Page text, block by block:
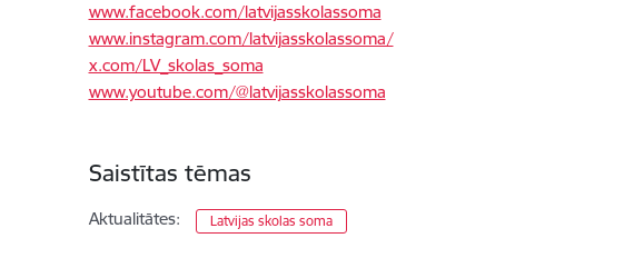
www.facebook.com/latvijasskolassoma
www.instagram.com/latvijasskolassoma/
x.com/LV_skolas_soma
www.youtube.com/@latvijasskolassoma
Saistītas tēmas
Aktualitātes: Latvijas skolas soma